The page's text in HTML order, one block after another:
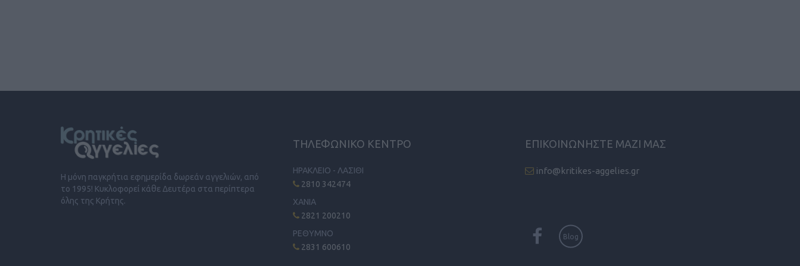
Η μόνη παγκρήτια εφημερίδα δωρεάν αγγελιών, από
το 1995! Κυκλοφορεί κάθε Δευτέρα στα περίπτερα
όλης της Κρήτης.
ΤΗΛΕΦΩΝΙΚΟ ΚΕΝΤΡΟ
ΗΡΑΚΛΕΙΟ - ΛΑΣΙΘΙ
2810 342474
ΧΑΝΙΑ
2821 200210
ΡΕΘΥΜΝΟ
2831 600610
ΕΠΙΚΟΙΝΩΝΗΣΤΕ ΜΑΖΙ ΜΑΣ
info@kritikes-aggelies.gr
Blog